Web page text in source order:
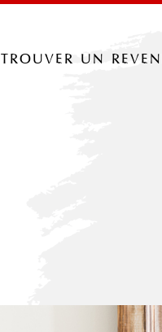
trouver un